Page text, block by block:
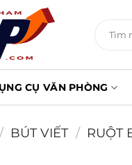
kiếm:
CỤ VĂN PHÒNG
/ BÚT VIẾT / RUỘT